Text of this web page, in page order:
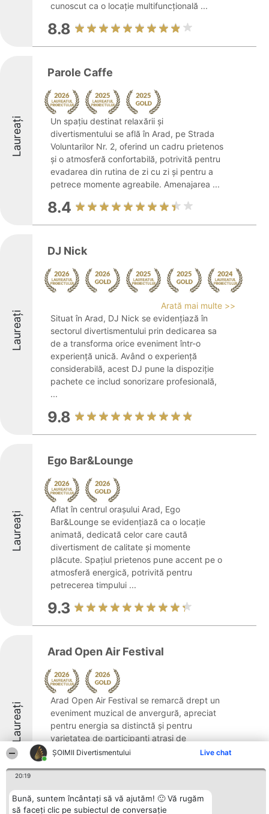
ŞOIMII Divertismentului Live chat
20:19
Bună, suntem încântați să vă ajutăm! 🙂 Vă rugăm
să faceți clic pe subiectul de conversație
cunoscut ca o locație multifuncțională ...
8.8
Laureați
Parole Caffe
Un spațiu destinat relaxării și
divertismentului se află în Arad, pe Strada
Voluntarilor Nr. 2, oferind un cadru prietenos
și o atmosferă confortabilă, potrivită pentru
evadarea din rutina de zi cu zi și pentru a
petrece momente agreabile. Amenajarea ...
8.4
Laureați
DJ Nick
Arată mai multe >>
Situat în Arad, DJ Nick se evidențiază în
sectorul divertismentului prin dedicarea sa
de a transforma orice eveniment într-o
experiență unică. Având o experiență
considerabilă, acest DJ pune la dispoziție
pachete ce includ sonorizare profesională,
...
9.8
Laureați
Ego Bar&Lounge
Aflat în centrul orașului Arad, Ego
Bar&Lounge se evidențiază ca o locație
animată, dedicată celor care caută
divertisment de calitate și momente
plăcute. Spațiul prietenos pune accent pe o
atmosferă energică, potrivită pentru
petrecerea timpului ...
9.3
Laureați
Arad Open Air Festival
Arad Open Air Festival se remarcă drept un
eveniment muzical de anvergură, apreciat
pentru energia sa distinctă și pentru
varietatea de participanți atrași de
domeniul artei și al divertismentului.
9.4